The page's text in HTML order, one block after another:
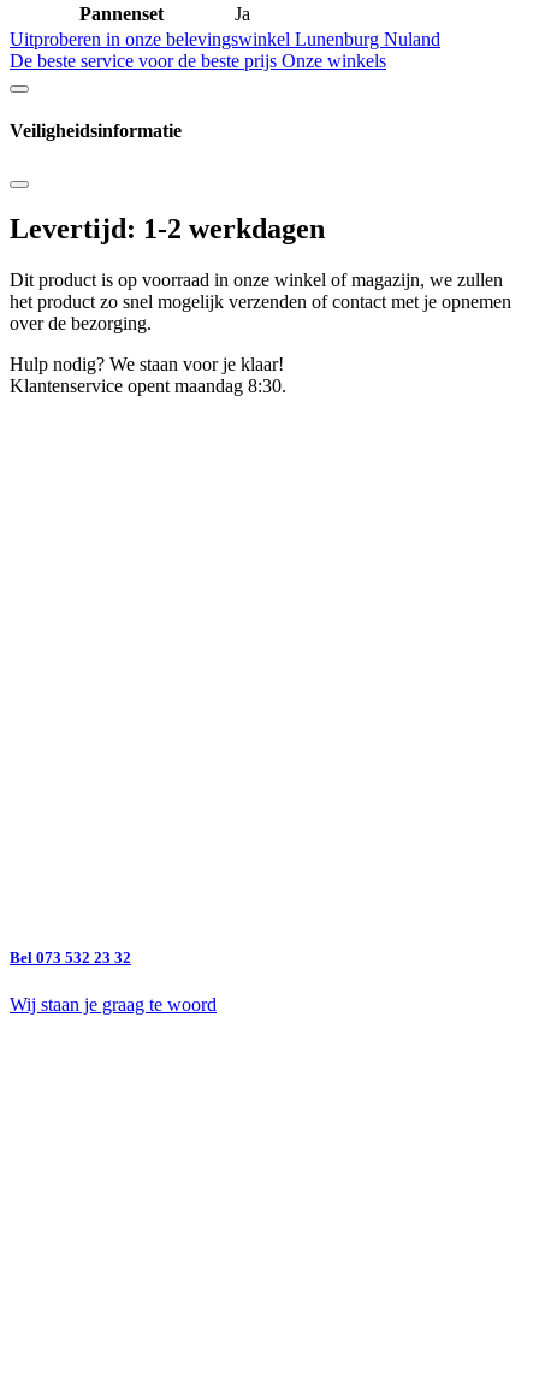
Pannenset
Ja
Uitproberen in onze belevingswinkel Lunenburg Nuland
De beste service voor de beste prijs Onze winkels
Veiligheidsinformatie
Levertijd: 1-2 werkdagen
Dit product is op voorraad in onze winkel of magazijn, we zullen
het product zo snel mogelijk verzenden of contact met je opnemen
over de bezorging.
Hulp nodig? We staan voor je klaar!
Klantenservice opent maandag 8:30.
Bel 073 532 23 32
Wij staan je graag te woord